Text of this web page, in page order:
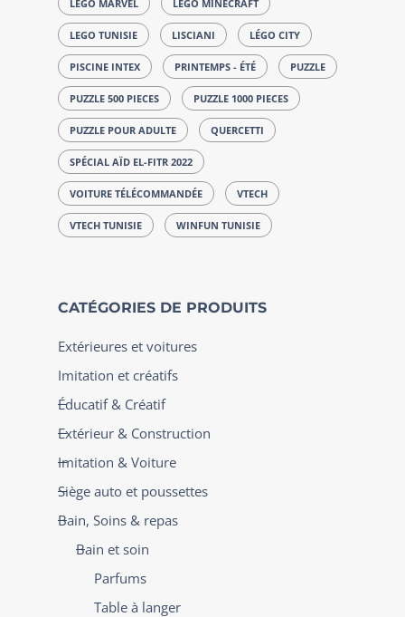
LEGO MARVEL LEGO MINECRAFT
LEGO TUNISIE LISCIANI LÉGO CITY
PISCINE INTEX PRINTEMPS - ÉTÉ PUZZLE
PUZZLE 500 PIECES PUZZLE 1000 PIECES
PUZZLE POUR ADULTE QUERCETTI
SPÉCIAL AÏD EL-FITR 2022
VOITURE TÉLÉCOMMANDÉE VTECH
VTECH TUNISIE WINFUN TUNISIE
CATÉGORIES DE PRODUITS
Extérieures et voitures
Imitation et créatifs
Éducatif & Créatif
Extérieur & Construction
Imitation & Voiture
Siège auto et poussettes
Bain, Soins & repas
Bain et soin
Parfums
Table à langer